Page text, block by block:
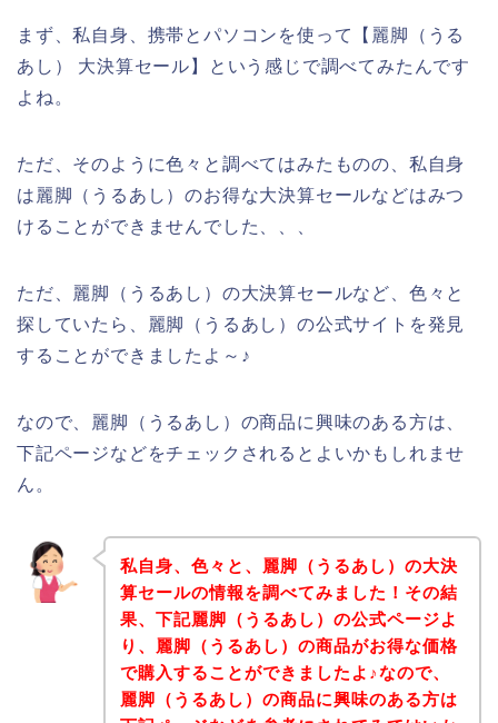
まず、私自身、携帯とパソコンを使って【麗脚（うる
あし） 大決算セール】という感じで調べてみたんです
よね。
ただ、そのように色々と調べてはみたものの、私自身
は麗脚（うるあし）のお得な大決算セールなどはみつ
けることができませんでした、、、
ただ、麗脚（うるあし）の大決算セールなど、色々と
探していたら、麗脚（うるあし）の公式サイトを発見
することができましたよ～♪
なので、麗脚（うるあし）の商品に興味のある方は、
下記ページなどをチェックされるとよいかもしれませ
ん。
私自身、色々と、麗脚（うるあし）の大決
算セールの情報を調べてみました！その結
果、下記麗脚（うるあし）の公式ページよ
り、麗脚（うるあし）の商品がお得な価格
で購入することができましたよ♪なので、
麗脚（うるあし）の商品に興味のある方は